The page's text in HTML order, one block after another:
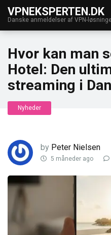
VPNEKSPERTEN.DK
Danske anmeldelser af VPN-
Hvor kan man
Hotel: Den
streaming i
Nyheder
by Peter Nielsen
5 måneder ago